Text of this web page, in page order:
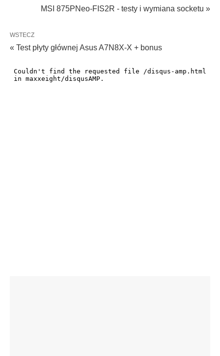
MSI 875PNeo-FIS2R - testy i wymiana socketu »
WSTECZ
« Test płyty głównej Asus A7N8X-X + bonus